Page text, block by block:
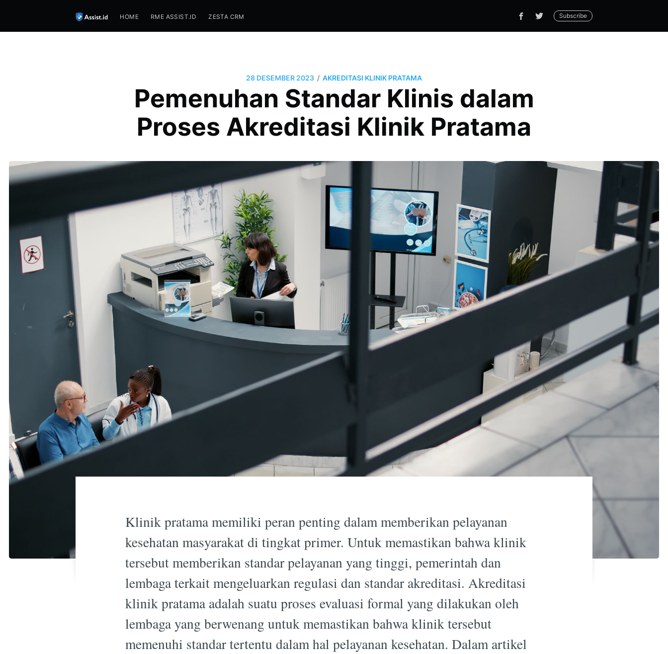
HOME RME ASSIST.ID ZESTA CRM Subscribe
28 DESEMBER 2023 / AKREDITASI KLINIK PRATAMA
Pemenuhan Standar Klinis dalam
Proses Akreditasi Klinik Pratama
Klinik pratama memiliki peran penting dalam memberikan pelayanan
kesehatan masyarakat di tingkat primer. Untuk memastikan bahwa klinik
tersebut memberikan standar pelayanan yang tinggi, pemerintah dan
lembaga terkait mengeluarkan regulasi dan standar akreditasi. Akreditasi
klinik pratama adalah suatu proses evaluasi formal yang dilakukan oleh
lembaga yang berwenang untuk memastikan bahwa klinik tersebut
memenuhi standar tertentu dalam hal pelayanan kesehatan. Dalam artikel